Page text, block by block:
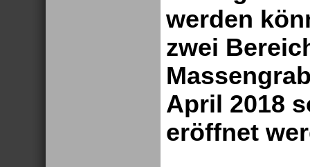
werden
zwei
April 2018
eröffnet